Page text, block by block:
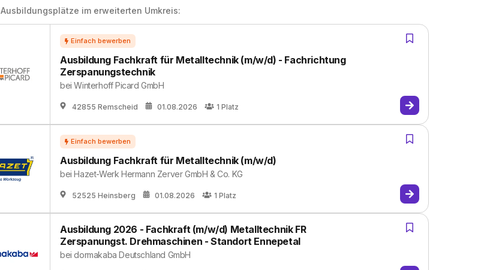
im erweiterten Umkreis:
Ausbildung Fachkraft für Metalltechnik (m/w/d) - Fachrichtung
Zerspanungstechnik
beiWinterhoff Picard GmbH
42855 Remscheid 01.08.2026 1 Platz
Ausbildung Fachkraft für Metalltechnik (m/w/d)
beiHazet-Werk Hermann Zerver GmbH & Co. KG
52525 Heinsberg 01.08.2026 1 Platz
Ausbildung 2026 - Fachkraft (m/w/d) Metalltechnik FR
Zerspanungst. Drehmaschinen - Standort Ennepetal
beidormakaba Deutschland GmbH